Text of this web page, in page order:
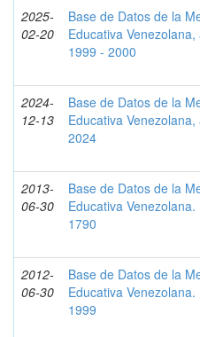
2025-
02-20
Base de Datos de la
Educativa Venezolana,
1999 - 2000
2024-
12-13
Base de Datos de la
Educativa Venezolana,
2024
2013-
06-30
Base de Datos de la
Educativa Venezolana.
1790
2012-
06-30
Base de Datos de la
Educativa Venezolana.
1999